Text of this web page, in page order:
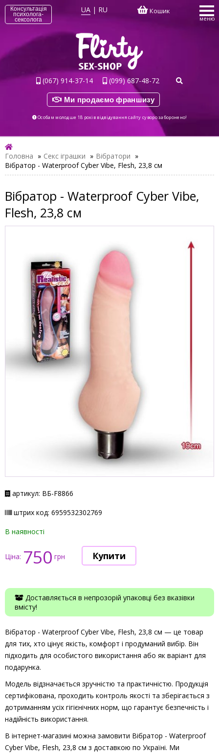
Консультація
психолога-
сексолога
UA | RU Кошик
меню
(067) 914-37-14 (099) 687-48-72
Ми продаємо франшизу
Особам молодше 18 років відвідування сайту суворо заборонено!
Головна » Секс іграшки » Вібратори »
Вібратор - Waterproof Cyber Vibe, Flesh, 23,8 см
Вібратор - Waterproof Cyber Vibe,
Flesh, 23,8 см
артикул: ВБ-F8866
штрих код: 6959532302769
В наявності
Ціна: 750 грн
Доставляється в непрозорій упаковці без вказівки
вмісту!
Вібратор - Waterproof Cyber Vibe, Flesh, 23,8 см — це товар
для тих, хто цінує якість, комфорт і продуманий вибір. Він
підходить для особистого використання або як варіант для
подарунка.
Модель відзначається зручністю та практичністю. Продукція
сертифікована, проходить контроль якості та зберігається з
дотриманням усіх гігієнічних норм, що гарантує безпечність і
надійність використання.
В інтернет-магазині можна замовити Вібратор - Waterproof
Cyber Vibe, Flesh, 23,8 см з доставкою по Україні. Ми